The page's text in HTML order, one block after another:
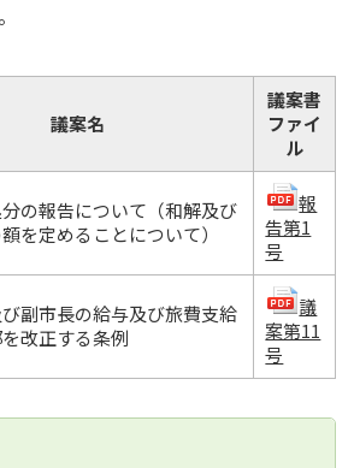
議案名
議案書
ファイ
ル
の報告について（和解及び
を定めることについて）
報
告第1
号
副市長の給与及び旅費支給
改正する条例
議
案第11
号